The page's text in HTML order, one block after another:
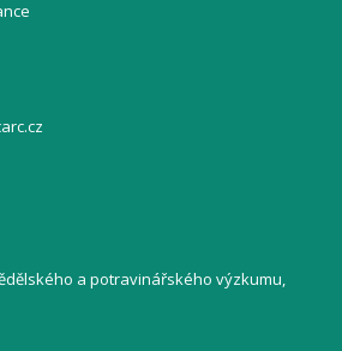
a potravinářského výzkumu,